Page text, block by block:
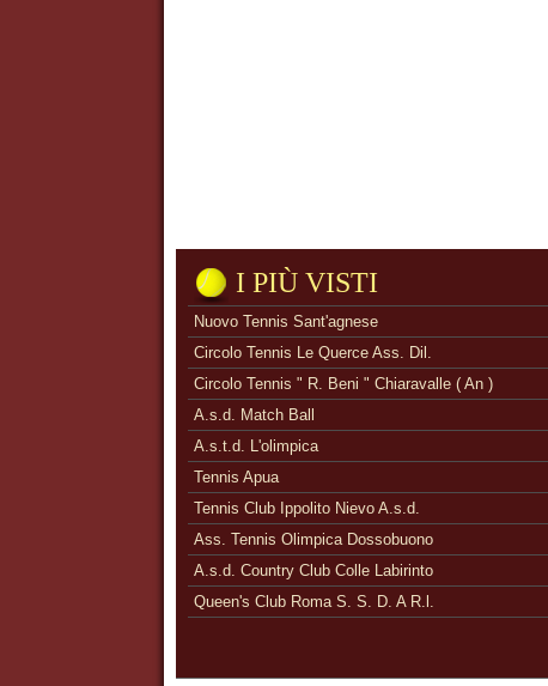
I PIÙ VISTI
Nuovo Tennis Sant'agnese
Circolo Tennis Le Querce Ass. Dil.
Circolo Tennis " R. Beni " Chiaravalle ( An )
A.s.d. Match Ball
A.s.t.d. L'olimpica
Tennis Apua
Tennis Club Ippolito Nievo A.s.d.
Ass. Tennis Olimpica Dossobuono
A.s.d. Country Club Colle Labirinto
Queen's Club Roma S. S. D. A R.l.